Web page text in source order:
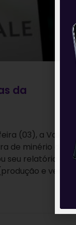
da
(03), a Vale
de minério de
seu relatório de
e vendas)